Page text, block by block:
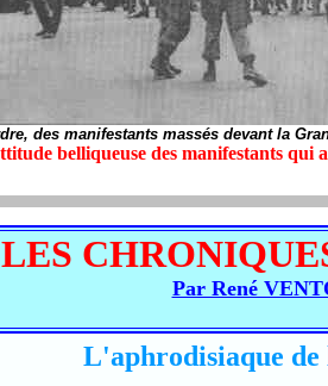
des manifestants massés devant la
belliqueuse des manifestants qui
LES
Par René
L'aphrodisiaque de